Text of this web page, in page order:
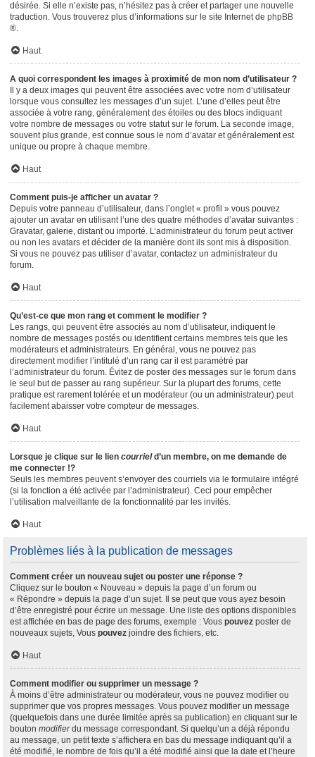
désirée. Si elle n’existe pas, n’hésitez pas à créer et partager une nouvelle
traduction. Vous trouverez plus d’informations sur le site Internet de phpBB
®.
Haut
A quoi correspondent les images à proximité de mon nom d’utilisateur ?
Il y a deux images qui peuvent être associées avec votre nom d’utilisateur
lorsque vous consultez les messages d’un sujet. L’une d’elles peut être
associée à votre rang, généralement des étoiles ou des blocs indiquant
votre nombre de messages ou votre statut sur le forum. La seconde image,
souvent plus grande, est connue sous le nom d’avatar et généralement est
unique ou propre à chaque membre.
Haut
Comment puis-je afficher un avatar ?
Depuis votre panneau d’utilisateur, dans l’onglet « profil » vous pouvez
ajouter un avatar en utilisant l’une des quatre méthodes d’avatar suivantes :
Gravatar, galerie, distant ou importé. L’administrateur du forum peut activer
ou non les avatars et décider de la manière dont ils sont mis à disposition.
Si vous ne pouvez pas utiliser d’avatar, contactez un administrateur du
forum.
Haut
Qu’est-ce que mon rang et comment le modifier ?
Les rangs, qui peuvent être associés au nom d’utilisateur, indiquent le
nombre de messages postés ou identifient certains membres tels que les
modérateurs et administrateurs. En général, vous ne pouvez pas
directement modifier l’intitulé d’un rang car il est paramétré par
l’administrateur du forum. Évitez de poster des messages sur le forum dans
le seul but de passer au rang supérieur. Sur la plupart des forums, cette
pratique est rarement tolérée et un modérateur (ou un administrateur) peut
facilement abaisser votre compteur de messages.
Haut
Lorsque je clique sur le lien courrield’un membre, on me demande de
me connecter !?
Seuls les membres peuvent s’envoyer des courriels via le formulaire intégré
(si la fonction a été activée par l’administrateur). Ceci pour empêcher
l’utilisation malveillante de la fonctionnalité par les invités.
Haut
Problèmes liés à la publication de messages
Comment créer un nouveau sujet ou poster une réponse ?
Cliquez sur le bouton « Nouveau » depuis la page d’un forum ou
« Répondre » depuis la page d’un sujet. Il se peut que vous ayez besoin
d’être enregistré pour écrire un message. Une liste des options disponibles
est affichée en bas de page des forums, exemple : Vous pouvez poster de
nouveaux sujets, Vous pouvez joindre des fichiers, etc.
Haut
Comment modifier ou supprimer un message ?
À moins d’être administrateur ou modérateur, vous ne pouvez modifier ou
supprimer que vos propres messages. Vous pouvez modifier un message
(quelquefois dans une durée limitée après sa publication) en cliquant sur le
bouton modifierdu message correspondant. Si quelqu’un a déjà répondu
au message, un petit texte s’affichera en bas du message indiquant qu’il a
été modifié, le nombre de fois qu’il a été modifié ainsi que la date et l’heure